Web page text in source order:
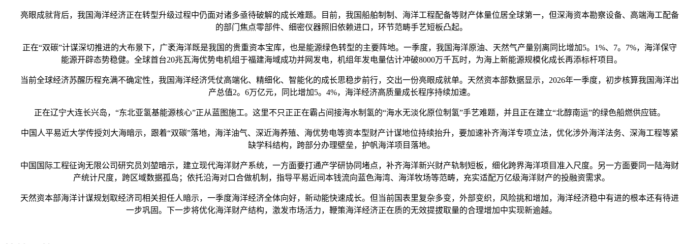
亮眼成就背后，我国海洋经济正在转型升级过程中仍面对诸多亟待破解的成长难题。目前，我国船舶制制、海洋工程配备等财产体量位居全球第一，但深海资本勘察设备、高端海工配备
的部门焦点零部件、细密仪器照旧依赖进口，环节范畴手艺短板凸起。
正在“双碳”计谋深切推进的大布景下，广袤海洋既是我国的贵重资本宝库，也是能源绿色转型的主要阵地。一季度，我国海洋原油、天然气产量别离同比增加5。1%、7。7%，海洋保守
能源开辟态势稳健。全球首台20兆瓦海优势电机组于福建海域成功并网发电，机组年发电量估计冲破8000万千瓦时，为海上新能源规模化成长再添标杆项目。
当前全球经济苏醒历程充满不确定性，我国海洋经济凭仗高端化、精细化、智能化的成长思稳步前行，交出一份亮眼成就单。天然资本部数据显示，2026年一季度，初步核算我国海洋出
产总值2。6万亿元，同比增加5。4%，海洋经济高质量成长程序持续加速。
正在辽宁大连长兴岛，“东北亚氢基能源核心”正从蓝图施工。这里不只正正在霸占间接海水制氢的“海水无淡化原位制氢”手艺难题，并且正在建立“北醇南运”的绿色船燃供应链。
中国人平易近大学传授刘大海暗示，跟着“双碳”落地，海洋油气、深近海养殖、海优势电等资本型财产计谋地位持续抬升，要加速补齐海洋专项立法，优化涉外海洋法务、深海工程等紧
缺学科结构，跨部分办理壁垒，护帆海洋项目落地。
中国国际工程征询无限公司研究员刘堃暗示，建立现代海洋财产系统，一方面要打通产学研协同堵点，补齐海洋新兴财产轨制短板，细化跨界海洋项目准入尺度。另一方面要同一陆海财
产统计尺度，跨区域数据孤岛；依托沿海对口合做机制，指导平易近间本钱流向蓝色海湾、海洋牧场等范畴，充实适配万亿级海洋财产的投融资需求。
天然资本部海洋计谋规划取经济司相关担任人暗示，一季度海洋经济全体向好，新动能快速成长。但当前国表里复杂多变，外部变织，风险挑和增加，海洋经济稳中有进的根本还有待进
一步巩固。下一步将优化海洋财产结构，激发市场活力，鞭策海洋经济正在质的无效提拔取量的合理增加中实现新逾越。